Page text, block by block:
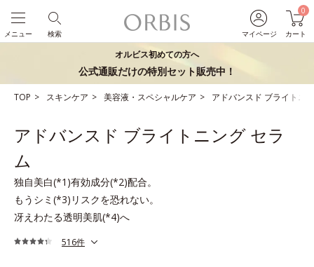
マイページ
0
カート
検索
メニュー
オルビス初めての方へ
公式通販だけの特別セット販売中！
TOP スキンケア 美容液・スペシャルケア アドバンスド ブライトニ
アドバンスド ブライトニング セラ
ム
独自美白(*1)有効成分(*2)配合。
もうシミ(*3)リスクを恐れない。
冴えわたる透明美肌(*4)へ
516件